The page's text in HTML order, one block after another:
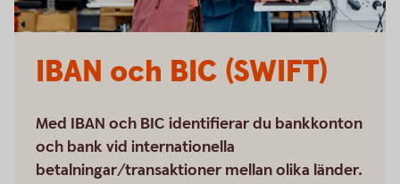
IBAN och BIC (SWIFT)
Med IBAN och BIC identifierar du bankkonton
och bank vid internationella
betalningar/transaktioner mellan olika länder.